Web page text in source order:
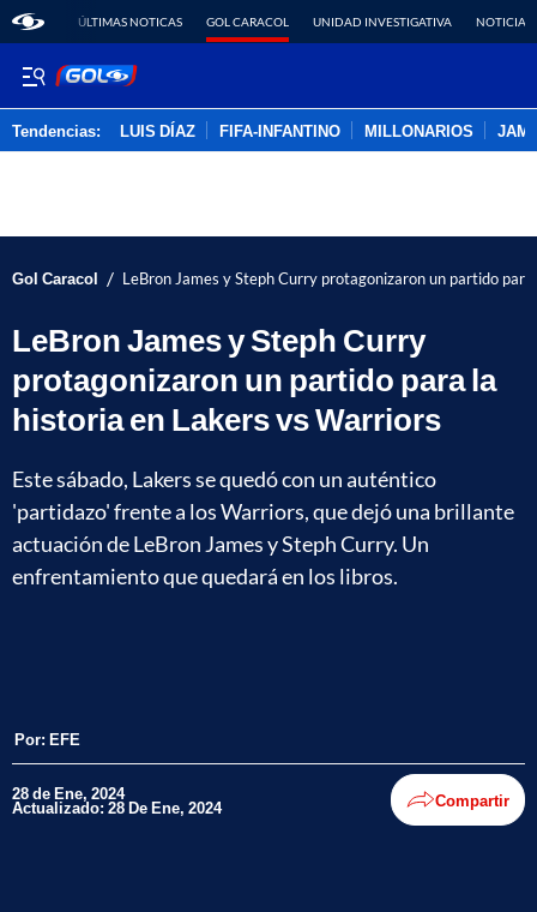
ÚLTIMAS NOTICAS GOL CARACOL UNIDAD INVESTIGATIVA NOTICIAS
Tendencias: LUIS DÍAZ FIFA-INFANTINO MILLONARIOS
Gol Caracol / LeBron James y Steph Curry protagonizaron un partido
LeBron James y Steph Curry
protagonizaron un partido para la
historia en Lakers vs Warriors
Este sábado, Lakers se quedó con un auténtico
'partidazo' frente a los Warriors, que dejó una brillante
actuación de LeBron James y Steph Curry. Un
enfrentamiento que quedará en los libros.
Por: EFE
28 de Ene, 2024
Actualizado: 28 De Ene, 2024 Compartir